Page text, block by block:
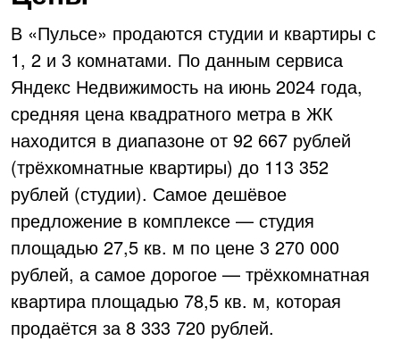
В «Пульсе» продаются студии и квартиры с
1, 2 и 3 комнатами. По данным сервиса
Яндекс Недвижимость на июнь 2024 года,
средняя цена квадратного метра в ЖК
находится в диапазоне от 92 667 рублей
(трёхкомнатные квартиры) до 113 352
рублей (студии). Самое дешёвое
предложение в комплексе — студия
площадью 27,5 кв. м по цене 3 270 000
рублей, а самое дорогое — трёхкомнатная
квартира площадью 78,5 кв. м, которая
продаётся за 8 333 720 рублей.